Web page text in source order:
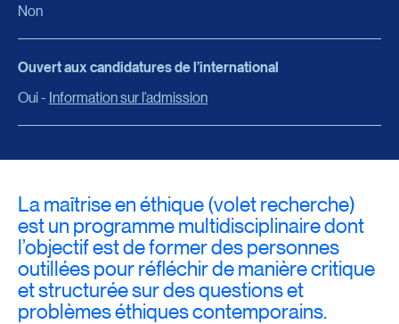
Non
Ouvert aux candidatures de l’international
Oui - Information sur l’admission
La maîtrise en éthique (volet recherche)
est un programme multidisciplinaire dont
l’objectif est de former des personnes
outillées pour réfléchir de manière critique
et structurée sur des questions et
problèmes éthiques contemporains.